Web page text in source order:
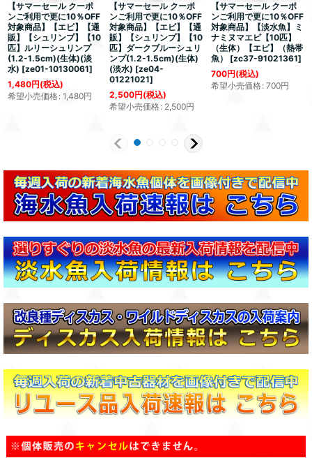
【サマーセール クーポ
ンご利用で更に10％OFF
対象商品】【エビ】【通
販】【シュリンプ】【10
匹】ルリーシュリンプ
(1.2-1.5cm)(生体)(淡
水) [ze01-10130061]
1,480円(税込)
希望小売価格: 1,480円
【サマーセール クーポ
ンご利用で更に10％OFF
対象商品】【エビ】【通
販】【シュリンプ】【10
匹】ダークブルーシュリ
ンプ(1.2-1.5cm)(生体)
(淡水) [ze04-
01221021]
2,500円(税込)
希望小売価格: 2,500円
【サマーセール クーポ
ンご利用で更に10％OFF
対象商品】【淡水魚】ミ
ナミヌマエビ【10匹】
（生体）【エビ】（熱帯
魚）
[zc37-91021361]
700円(税込)
希望小売価格: 700円